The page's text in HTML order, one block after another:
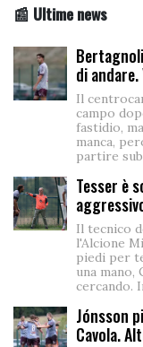
📰 Ultime news
di
Il
campo
fastidio,
manca,
partire
Tesser è
Il tecnico
l'Alcione
piedi per
una
cercando.
Jónsson
Cavola.